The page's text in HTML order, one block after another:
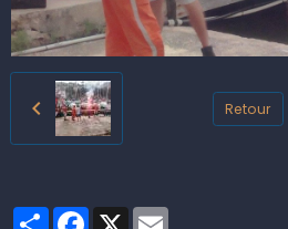
Retour
PartagerFacebook
X